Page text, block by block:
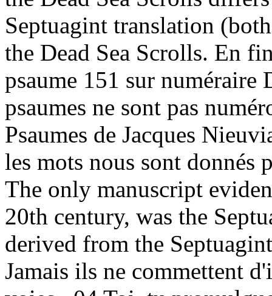
Septuagint translation
the Dead Sea Scrolls. En
psaume 151 sur numéraire
psaumes ne sont pas
Psaumes de Jacques
les mots nous sont donnés
The only manuscript
20th century, was the
derived from the
Jamais ils ne commettent